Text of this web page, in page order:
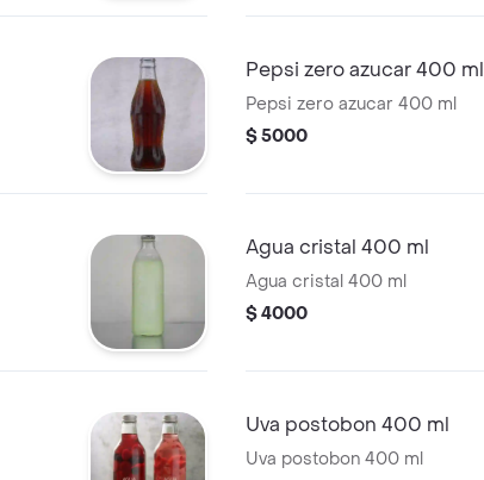
Pepsi zero azucar 400 ml
Pepsi zero azucar 400 ml
$ 5000
Agua cristal 400 ml
Agua cristal 400 ml
$ 4000
Uva postobon 400 ml
Uva postobon 400 ml